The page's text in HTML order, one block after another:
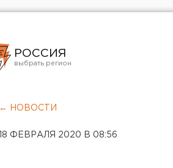
РОССИЯ
Челябинск
← НОВОСТИ
18 ФЕВРАЛЯ 2020 В 08:56